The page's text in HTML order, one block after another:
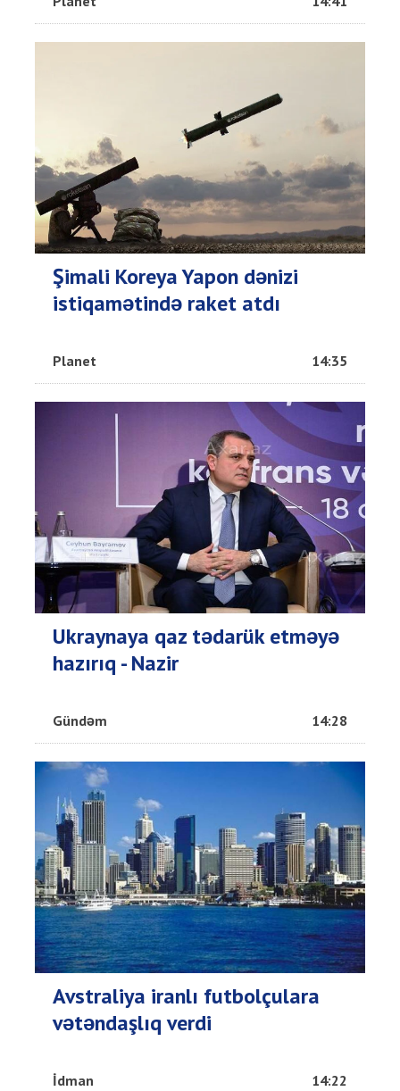
Şimali Koreya Yapon dənizi
istiqamətində raket atdı
Planet 14:35
Ukraynaya qaz tədarük etməyə
hazırıq - Nazir
Gündəm 14:28
Avstraliya iranlı futbolçulara
vətəndaşlıq verdi
İdman 14:22